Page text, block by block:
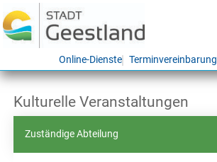
Online-Dienste Terminvereinbarung
Kulturelle Veranstaltungen
Zuständige Abteilung